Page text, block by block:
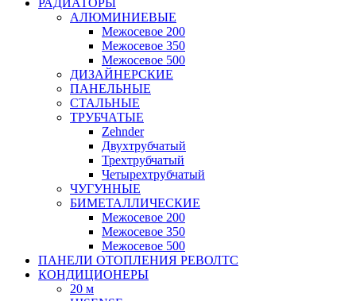
РАДИАТОРЫ
АЛЮМИНИЕВЫЕ
Межосевое 200
Межосевое 350
Межосевое 500
ДИЗАЙНЕРСКИЕ
ПАНЕЛЬНЫЕ
СТАЛЬНЫЕ
ТРУБЧАТЫЕ
Zehnder
Двухтрубчатый
Трехтрубчатый
Четырехтрубчатый
ЧУГУННЫЕ
БИМЕТАЛЛИЧЕСКИЕ
Межосевое 200
Межосевое 350
Межосевое 500
ПАНЕЛИ ОТОПЛЕНИЯ РЕВОЛТС
КОНДИЦИОНЕРЫ
20 м